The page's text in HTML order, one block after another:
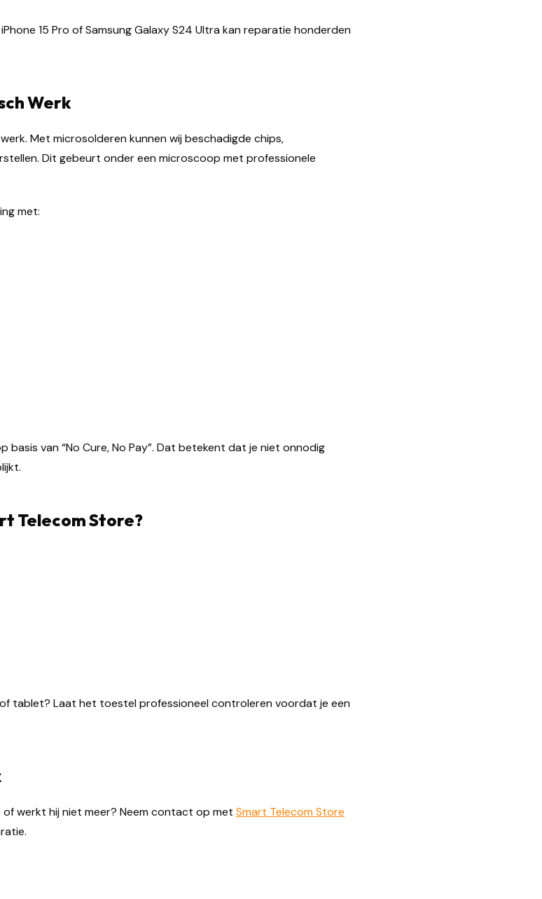
15 Pro of Samsung Galaxy S24 Ultra kan reparatie honderden
Werk
Met microsolderen kunnen wij beschadigde chips,
Dit gebeurt onder een microscoop met professionele
met:
basis van “No Cure, No Pay”. Dat betekent dat je niet onnodig
Telecom Store?
tablet? Laat het toestel professioneel controleren voordat je een
werkt hij niet meer? Neem contact op met Smart Telecom Store